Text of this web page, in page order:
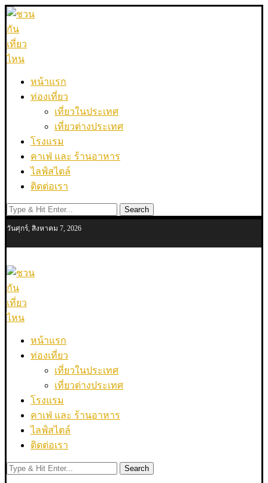
หน้าแรก
ท่องเที่ยว
เที่ยวในประเทศ
เที่ยวต่างประเทศ
โรงแรม
คาเฟ่ และ ร้านอาหาร
ไลฟ์สไตล์
ติดต่อเรา
Search
วันศุกร์, สิงหาคม 7, 2026
หน้าแรก
ท่องเที่ยว
เที่ยวในประเทศ
เที่ยวต่างประเทศ
โรงแรม
คาเฟ่ และ ร้านอาหาร
ไลฟ์สไตล์
ติดต่อเรา
Search